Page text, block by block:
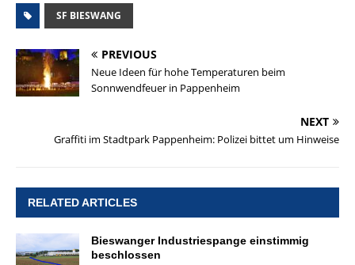
SF BIESWANG
PREVIOUS
Neue Ideen für hohe Temperaturen beim
Sonnwendfeuer in Pappenheim
NEXT
Graffiti im Stadtpark Pappenheim: Polizei bittet um Hinweise
RELATED ARTICLES
Bieswanger Industriespange einstimmig
beschlossen